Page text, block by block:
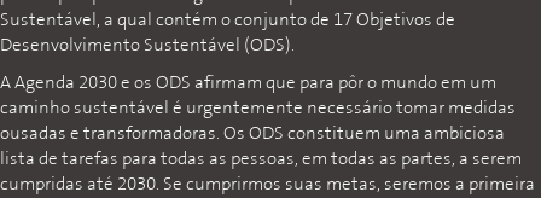
Sustentável, a qual contém o conjunto de 17 Objetivos de
Desenvolvimento Sustentável (ODS).
A Agenda 2030 e os ODS afirmam que para pôr o mundo em um
caminho sustentável é urgentemente necessário tomar medidas
ousadas e transformadoras. Os ODS constituem uma ambiciosa
lista de tarefas para todas as pessoas, em todas as partes, a serem
cumpridas até 2030. Se cumprirmos suas metas, seremos a primeira